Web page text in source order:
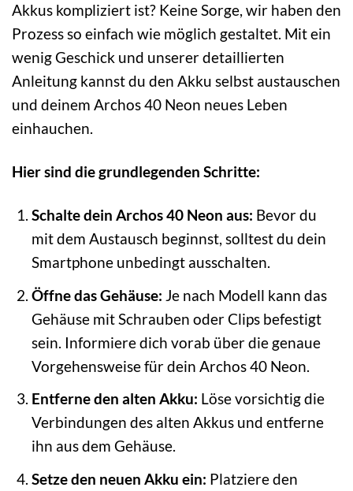
Akkus kompliziert ist? Keine Sorge, wir haben den
Prozess so einfach wie möglich gestaltet. Mit ein
wenig Geschick und unserer detaillierten
Anleitung kannst du den Akku selbst austauschen
und deinem Archos 40 Neon neues Leben
einhauchen.
Hier sind die grundlegenden Schritte:
Schalte dein Archos 40 Neon aus: Bevor du
mit dem Austausch beginnst, solltest du dein
Smartphone unbedingt ausschalten.
Öffne das Gehäuse: Je nach Modell kann das
Gehäuse mit Schrauben oder Clips befestigt
sein. Informiere dich vorab über die genaue
Vorgehensweise für dein Archos 40 Neon.
Entferne den alten Akku: Löse vorsichtig die
Verbindungen des alten Akkus und entferne
ihn aus dem Gehäuse.
Setze den neuen Akku ein: Platziere den